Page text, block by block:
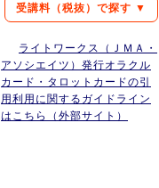
受講料（税抜）で探す ▼
ライトワークス（ＪＭＡ・
アソシエイツ）発行オラクル
カード・タロットカードの引
用利用に関するガイドライン
はこちら（外部サイト）